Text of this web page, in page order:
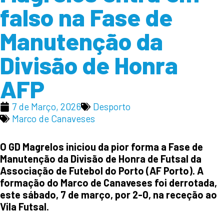
falso na Fase de
Manutenção da
Divisão de Honra
AFP
7 de Março, 2026
Desporto
Marco de Canaveses
O GD Magrelos iniciou da pior forma a Fase de
Manutenção da Divisão de Honra de Futsal da
Associação de Futebol do Porto (AF Porto). A
formação do Marco de Canaveses foi derrotada,
este sábado, 7 de março, por 2-0, na receção ao
Vila Futsal.